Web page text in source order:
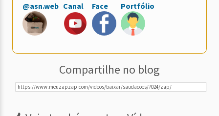
@asn.web Canal Face Portfólio
Compartilhe no blog